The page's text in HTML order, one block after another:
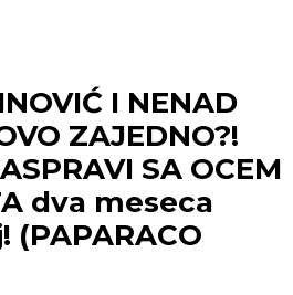
I NENAD
ZAJEDNO?!
SA OCEM
dva meseca